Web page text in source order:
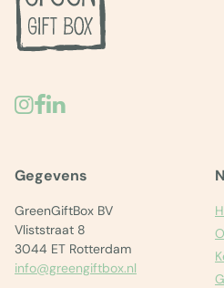
Gegevens
GreenGiftBox BV
Vliststraat 8
3044 ET Rotterdam
info@greengiftbox.nl